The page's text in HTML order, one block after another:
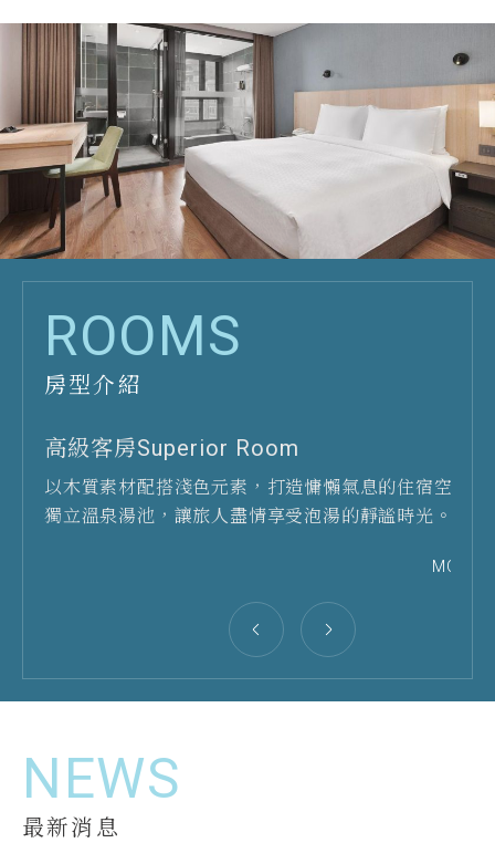
ROOMS
房型介紹
高級客房Superior Room
以木質素材配搭淺色元素，打造慵懶氣息的住宿空間；
獨立溫泉湯池，讓旅人盡情享受泡湯的靜謐時光。
MORE
高級家庭客房 Superior Family
闔家共遊最佳選擇，以木質與溫潤淺色素材，打造無壓
空間，在歡笑中共享美好旅程！
MORE
經典客房 Classic Room
溫暖色調住宿空間，為緊湊日常帶來呼吸之處，在礁溪
的療癒下，開啟美好旅程。
MORE
經典家庭客房 Classic Family Room
以木質揉合溫潤淺色素材，為旅人勾勒舒活氛圍客房，
泉水輕柔療癒下，恣意放鬆。
MORE
NEWS
最新消息